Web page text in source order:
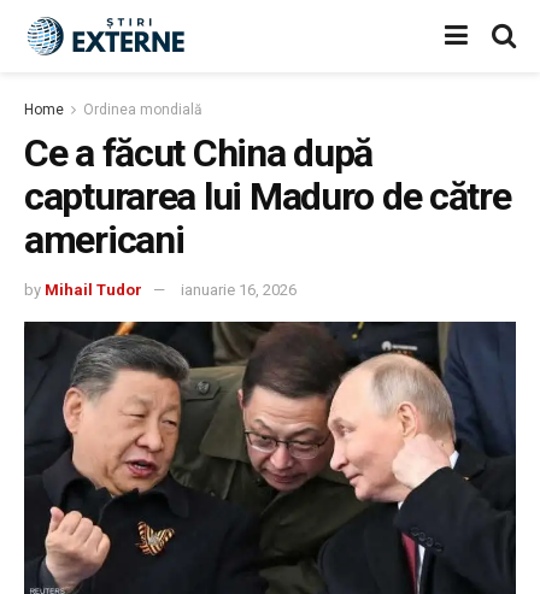
Home Ordinea mondială
Ce a făcut China după
capturarea lui Maduro de către
americani
by Mihail Tudor ianuarie 16, 2026